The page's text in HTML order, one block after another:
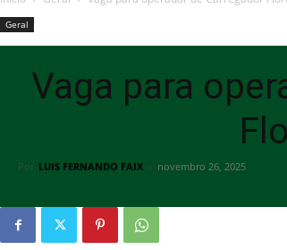
Geral
Vaga para
Por LUIS FERNANDO FAIX - novembro 26, 2025